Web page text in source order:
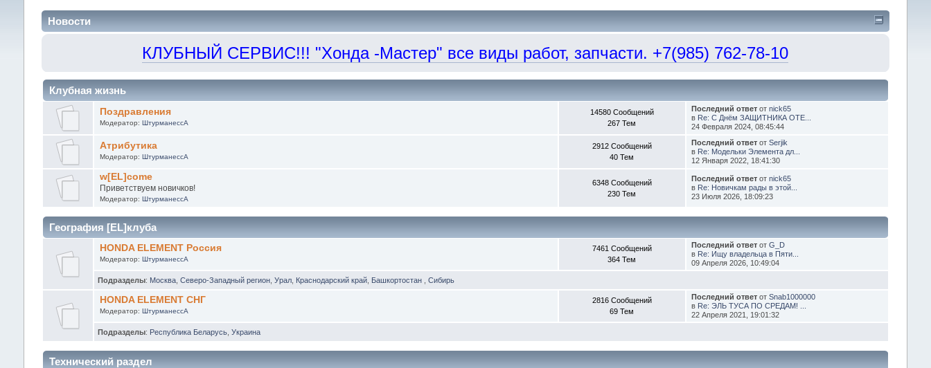
Новости
КЛУБНЫЙ СЕРВИС!!! "Хонда -Мастер" все виды работ, запчасти. +7(985) 762-78-10
Клубная жизнь
Поздравления
Модератор:ШтурманессА
14580 Сообщений
267 Тем
Последний ответ отnick65
в Re: С Днём ЗАЩИТНИКА ОТЕ...
24 Февраля 2024, 08:45:44
Атрибутика
Модератор:ШтурманессА
2912 Сообщений
40 Тем
Последний ответ отSerjik
в Re: Модельки Элемента дл...
12 Января 2022, 18:41:30
w[EL]come
Приветствуем новичков!
Модератор:ШтурманессА
6348 Сообщений
230 Тем
Последний ответ отnick65
в Re: Новичкам рады в этой...
23 Июля 2026, 18:09:23
География [EL]клуба
HONDA ELEMENT Россия
Модератор:ШтурманессА
7461 Сообщений
364 Тем
Последний ответ отG_D
в Re: Ищу владельца в Пяти...
09 Апреля 2026, 10:49:04
Подразделы: Москва, Северо-Западный регион, Урал, Краснодарский край, Башкортостан Сибирь
HONDA ELEMENT СНГ
Модератор:ШтурманессА
2816 Сообщений
69 Тем
Последний ответ отSnab1000000
в Re: ЭЛЬ ТУСА ПО СРЕДАМ! ...
22 Апреля 2021, 19:01:32
Подразделы: Республика Беларусь, Украина
Технический раздел